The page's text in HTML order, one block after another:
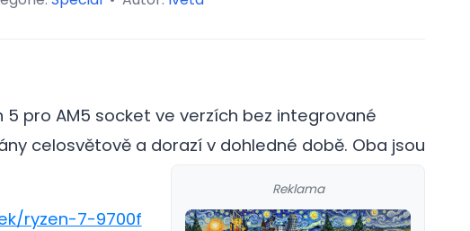
5 pro AM5 socket ve verzích bez integrované
celosvětově a dorazí v dohledné době.
Reklama
Oba jsou
ryzen-7-9700f